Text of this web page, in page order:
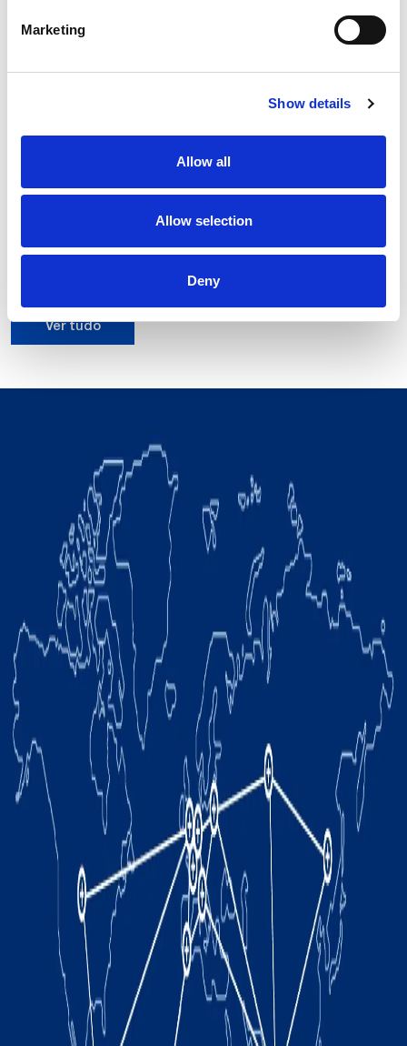
Marketing
Show details
Allow all
Allow selection
Deny
Alcance Máximo H de:3209 mm
Repetibilidade:0.17 mm
Ver tudo